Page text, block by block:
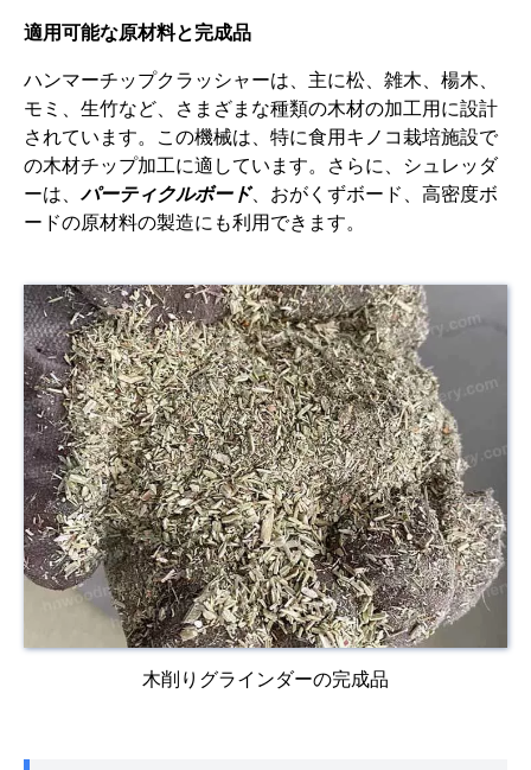
適用可能な原材料と完成品
ハンマーチップクラッシャーは、主に松、雑木、楊木、
モミ、生竹など、さまざまな種類の木材の加工用に設計
されています。この機械は、特に食用キノコ栽培施設で
の木材チップ加工に適しています。さらに、シュレッダ
ーは、 パーティクルボード、おがくずボード、高密度ボ
ードの原材料の製造にも利用できます。
木削りグラインダーの完成品